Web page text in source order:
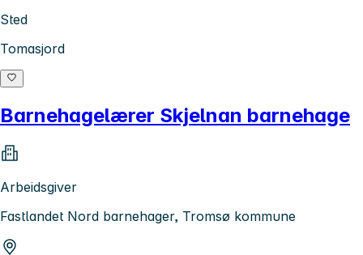
Sted
Tomasjord
Barnehagelærer Skjelnan barnehage
Arbeidsgiver
Fastlandet Nord barnehager, Tromsø kommune